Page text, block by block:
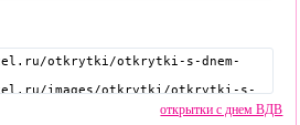
открытки с днем ВДВ